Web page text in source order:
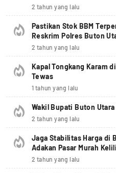
2 tahun yang lalu
Pastikan Stok BBM
Reskrim Polres Buton
2 tahun yang lalu
Kapal Tongkang Karam
Tewas
1 tahun yang lalu
Wakil Bupati Buton
2 tahun yang lalu
Jaga Stabilitas Harga di
Adakan Pasar Murah
2 tahun yang lalu